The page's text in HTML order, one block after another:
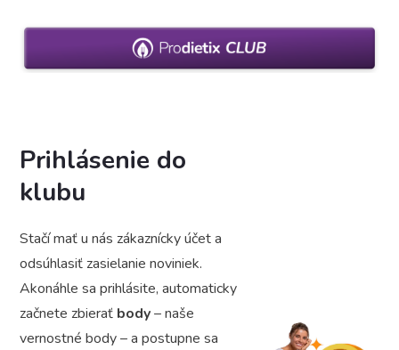
Prihlásenie do
klubu
Stačí mať u nás zákaznícky účet a
odsúhlasiť zasielanie noviniek.
Akonáhle sa prihlásite, automaticky
začnete zbierať body– naše
vernostné body – a postupne sa